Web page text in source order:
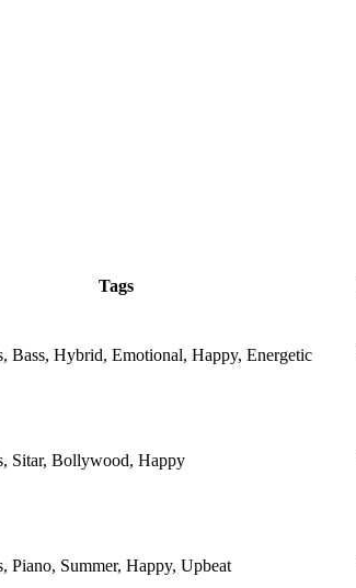
Tags
Bass, Hybrid, Emotional, Happy, Energetic
Sitar, Bollywood, Happy
Piano, Summer, Happy, Upbeat